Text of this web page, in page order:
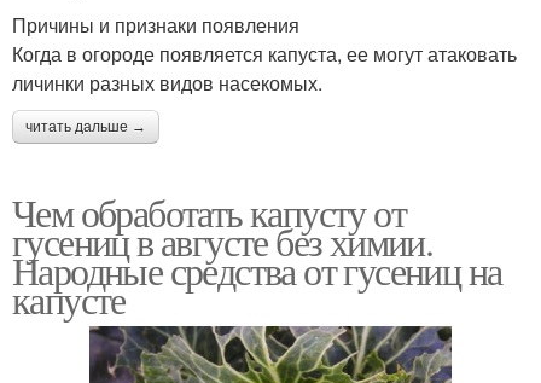
Причины и признаки появления
Когда в огороде появляется капуста, ее могут атаковать
личинки разных видов насекомых.
читать дальше →
Чем обработать капусту от
гусениц в августе без химии.
Народные средства от гусениц на
капусте